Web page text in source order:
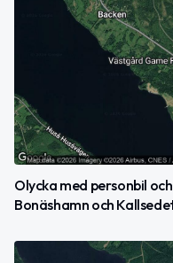
Olycka med personbil
Bonäshamn och